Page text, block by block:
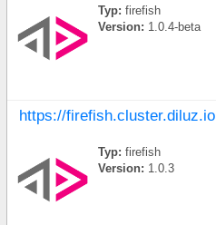
Typ: firefish
Version: 1.0.4-beta
https://firefish.cluster.diluz.io
Typ: firefish
Version: 1.0.3